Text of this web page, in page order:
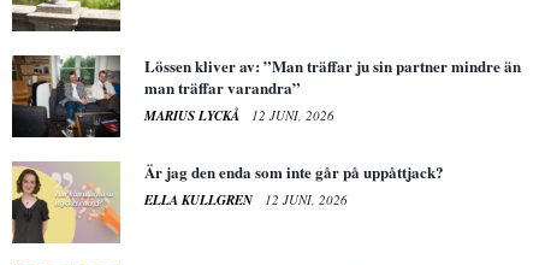
Lössen kliver av: ”Man träffar ju sin partner mindre än
man träffar varandra”
MARIUS LYCKÅ 12 JUNI, 2026
Är jag den enda som inte går på uppåttjack?
ELLA KULLGREN 12 JUNI, 2026